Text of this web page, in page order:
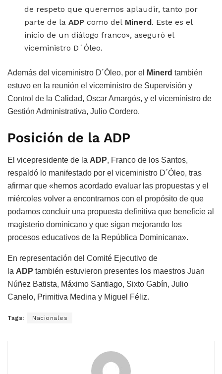
de respeto que queremos aplaudir, tanto por
parte de laADP como del Minerd. Este es el
inicio de un diálogo franco», aseguró el
viceministro D´Óleo.
Además del viceministro D´Óleo, por el Minerd también
estuvo en la reunión el viceministro de Supervisión y
Control de la Calidad, Oscar Amargós, y el viceministro de
Gestión Administrativa, Julio Cordero.
Posición de la ADP
El vicepresidente de la ADP, Franco de los Santos,
respaldó lo manifestado por el viceministro D´Óleo, tras
afirmar que «hemos acordado evaluar las propuestas y el
miércoles volver a encontrarnos con el propósito de que
podamos concluir una propuesta definitiva que beneficie al
magisterio dominicano y que sigan mejorando los
procesos educativos de la República Dominicana».
En representación del Comité Ejecutivo de
la ADP también estuvieron presentes los maestros Juan
Núñez Batista, Máximo Santiago, Sixto Gabín, Julio
Canelo, Primitiva Medina y Miguel Féliz.
Tags: Nacionales